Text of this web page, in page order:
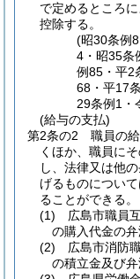
で定めるところ
控除する。
(昭30条例
4・昭35条
例85・平2
68・平17
29条例1・
(給与の支払)
第2条の2
職員の給
くほか、職員に
し、法律又は他
げるものについ
ることができる。
(1)
広島市職員
の購入代金の
(2)
広島市消防
の積立金及び